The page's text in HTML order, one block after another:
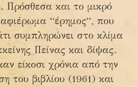
Πρόσθεσα και το μικρό
αφιέρωμα “έρημος”, που
συμπληρώνει στο κλίμα
Πείνας και δίψας.
είκοσι χρόνια από την
του βιβλίου (1961) και